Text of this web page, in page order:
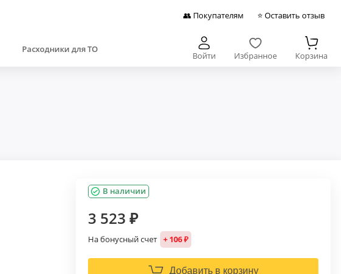
👥 Покупателям ⭐ Оставить отзыв
Расходники для ТО
Войти Избранное Корзина
В наличии
3 523 ₽
На бонусный счет + 106 ₽
Добавить в корзину